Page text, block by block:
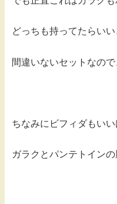
どっちも持ってたらい
間違いないセットなの
ちなみにビフィダもい
ガラクとパンテトインの